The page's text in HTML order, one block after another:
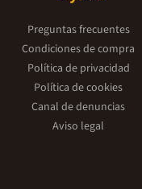
Preguntas frecuentes
Condiciones de compra
Política de privacidad
Política de cookies
Canal de denuncias
Aviso legal